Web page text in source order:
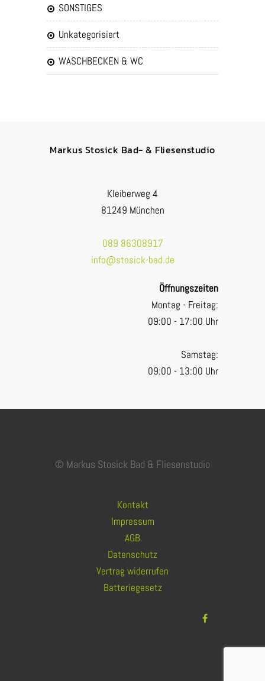
SONSTIGES
Unkategorisiert
WASCHBECKEN & WC
Markus Stosick Bad- & Fliesenstudio
Kleiberweg 4
81249 München
089 86308917
info@stosick-bad.de
Öffnungszeiten
Montag - Freitag:
09:00 - 17:00 Uhr
Samstag:
09:00 - 13:00 Uhr
© Markus Stosick Bad & Fliesenstudio
Kontakt
Impressum
AGB
Datenschutz
Vertrag widerrufen
Batteriegesetz